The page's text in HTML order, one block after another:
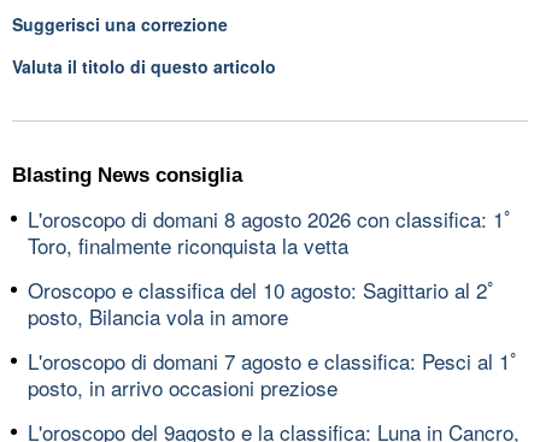
Suggerisci una correzione
Valuta il titolo di questo articolo
Blasting News consiglia
L'oroscopo di domani 8 agosto 2026 con classifica: 1ﾟ
Toro, finalmente riconquista la vetta
Oroscopo e classifica del 10 agosto: Sagittario al 2ﾟ
posto, Bilancia vola in amore
L'oroscopo di domani 7 agosto e classifica: Pesci al 1ﾟ
posto, in arrivo occasioni preziose
L'oroscopo del 9agosto e la classifica: Luna in Cancro,